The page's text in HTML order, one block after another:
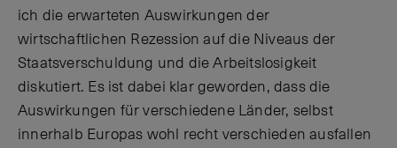
ich die erwarteten Auswirkungen der
wirtschaftlichen Rezession auf die Niveaus der
Staatsverschuldung und die Arbeitslosigkeit
diskutiert. Es ist dabei klar geworden, dass die
Auswirkungen für verschiedene Länder, selbst
innerhalb Europas wohl recht verschieden ausfallen